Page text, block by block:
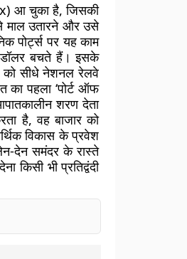
आ चुका है, जिसकी
माल उतारने और उसे
पोर्ट्स पर यह काम
डॉलर बचते हैं। इसके
को सीधे नेशनल रेलवे
का पहला ‘पोर्ट ऑफ
शरण देता
है, वह बाजार को
विकास के प्रवेश
देन समंदर के रास्ते
किसी भी प्रतिद्वंदी